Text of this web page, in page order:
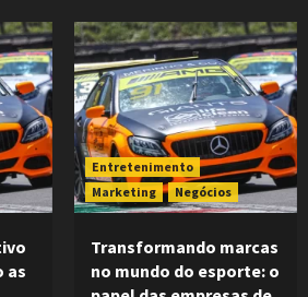
as
Entretenimento
Marketing
Negócios
Transformando marcas
no mundo do esporte: o